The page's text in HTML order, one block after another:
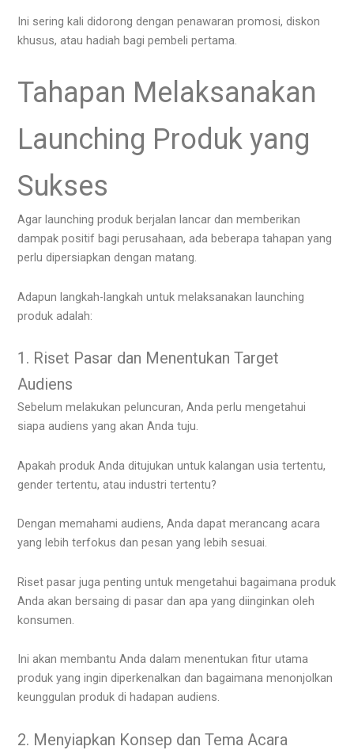
Ini sering kali didorong dengan penawaran promosi, diskon
khusus, atau hadiah bagi pembeli pertama.
Tahapan Melaksanakan
Launching Produk yang
Sukses
Agar launching produk berjalan lancar dan memberikan
dampak positif bagi perusahaan, ada beberapa tahapan yang
perlu dipersiapkan dengan matang.
Adapun langkah-langkah untuk melaksanakan launching
produk adalah:
1. Riset Pasar dan Menentukan Target
Audiens
Sebelum melakukan peluncuran, Anda perlu mengetahui
siapa audiens yang akan Anda tuju.
Apakah produk Anda ditujukan untuk kalangan usia tertentu,
gender tertentu, atau industri tertentu?
Dengan memahami audiens, Anda dapat merancang acara
yang lebih terfokus dan pesan yang lebih sesuai.
Riset pasar juga penting untuk mengetahui bagaimana produk
Anda akan bersaing di pasar dan apa yang diinginkan oleh
konsumen.
Ini akan membantu Anda dalam menentukan fitur utama
produk yang ingin diperkenalkan dan bagaimana menonjolkan
keunggulan produk di hadapan audiens.
2. Menyiapkan Konsep dan Tema Acara